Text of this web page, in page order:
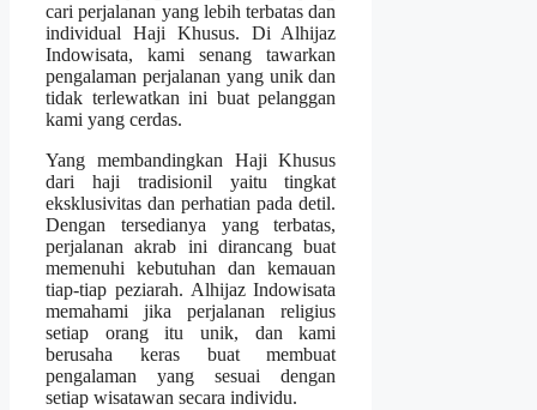
cari perjalanan yang lebih terbatas dan
individual Haji Khusus. Di Alhijaz
Indowisata, kami senang tawarkan
pengalaman perjalanan yang unik dan
tidak terlewatkan ini buat pelanggan
kami yang cerdas.
Yang membandingkan Haji Khusus
dari haji tradisionil yaitu tingkat
eksklusivitas dan perhatian pada detil.
Dengan tersedianya yang terbatas,
perjalanan akrab ini dirancang buat
memenuhi kebutuhan dan kemauan
tiap-tiap peziarah. Alhijaz Indowisata
memahami jika perjalanan religius
setiap orang itu unik, dan kami
berusaha keras buat membuat
pengalaman yang sesuai dengan
setiap wisatawan secara individu.